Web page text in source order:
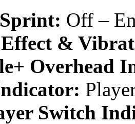
Off –
&
Overhead
Switch